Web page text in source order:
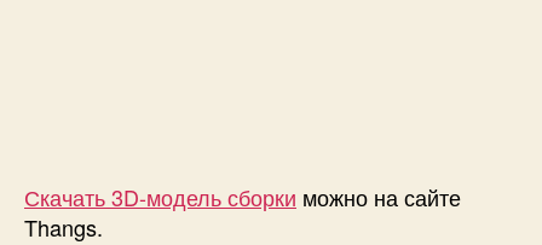
Скачать 3D-модель сборки можно на сайте
Thangs.